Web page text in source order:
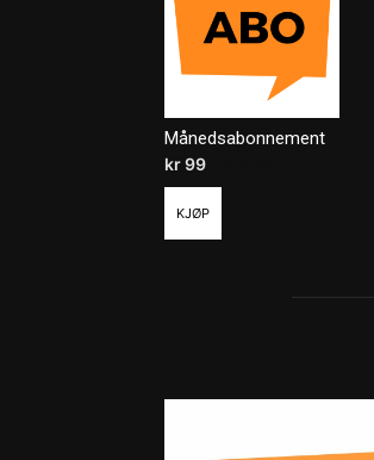
Månedsabonnement
kr99
KJØP